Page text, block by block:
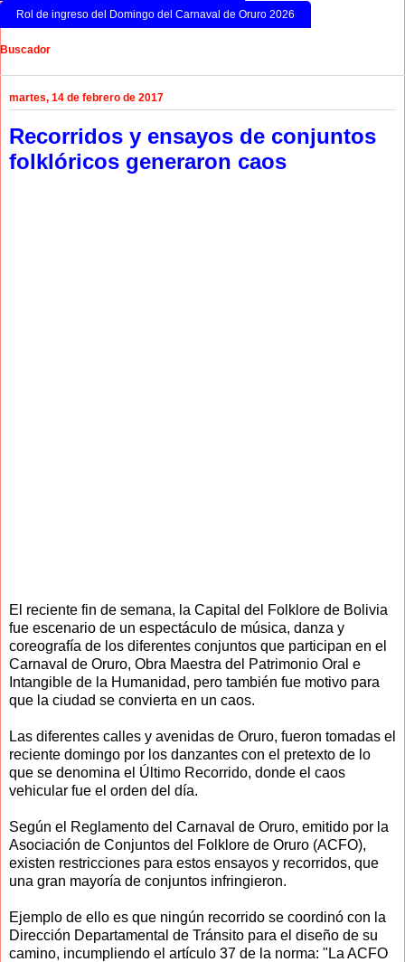
Rol de ingreso del Domingo del Carnaval de Oruro 2026
Buscador
martes, 14 de febrero de 2017
Recorridos y ensayos de conjuntos
folklóricos generaron caos
El reciente fin de semana, la Capital del Folklore de Bolivia
fue escenario de un espectáculo de música, danza y
coreografía de los diferentes conjuntos que participan en el
Carnaval de Oruro, Obra Maestra del Patrimonio Oral e
Intangible de la Humanidad, pero también fue motivo para
que la ciudad se convierta en un caos.
Las diferentes calles y avenidas de Oruro, fueron tomadas el
reciente domingo por los danzantes con el pretexto de lo
que se denomina el Último Recorrido, donde el caos
vehicular fue el orden del día.
Según el Reglamento del Carnaval de Oruro, emitido por la
Asociación de Conjuntos del Folklore de Oruro (ACFO),
existen restricciones para estos ensayos y recorridos, que
una gran mayoría de conjuntos infringieron.
Ejemplo de ello es que ningún recorrido se coordinó con la
Dirección Departamental de Tránsito para el diseño de su
camino, incumpliendo el artículo 37 de la norma: "La ACFO